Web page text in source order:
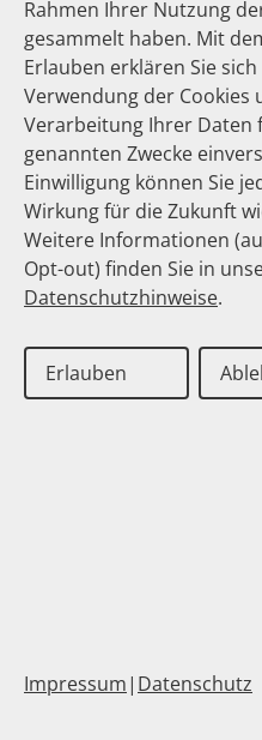
Publikationen
Utilizing claims data
antidepressants.
Pharmacy refill
Non-Compliance –
Neue Möglichkeiten
Datenbankanalysen
Rahmen Ihrer Nutzung
gesammelt haben. Mit
Erlauben erklären Sie
Verwendung der Cookies
Verarbeitung Ihrer Daten
genannten Zwecke
Einwilligung können Sie
Wirkung für die Zukunft
Weitere Informationen
Opt-out) finden Sie in
Datenschutzhinweise.
Erlauben
Impressum| Datenschutz